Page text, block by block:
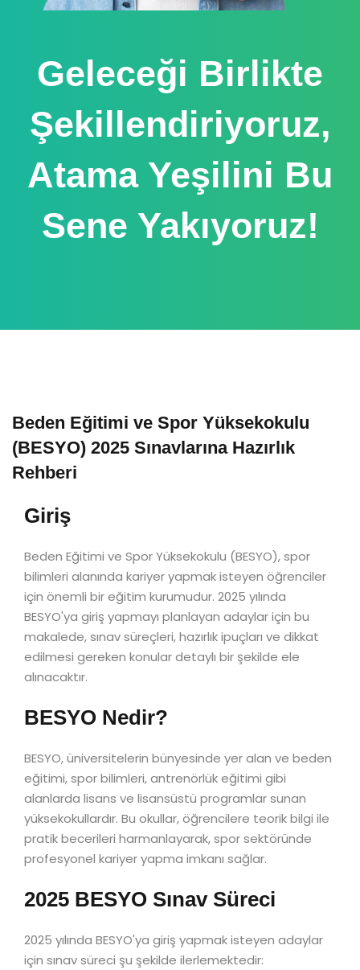
Geleceği Birlikte
Şekillendiriyoruz,
Atama Yeşilini Bu
Sene Yakıyoruz!
Beden Eğitimi ve Spor Yüksekokulu
(BESYO) 2025 Sınavlarına Hazırlık
Rehberi
Giriş
Beden Eğitimi ve Spor Yüksekokulu (BESYO), spor
bilimleri alanında kariyer yapmak isteyen öğrenciler
için önemli bir eğitim kurumudur. 2025 yılında
BESYO'ya giriş yapmayı planlayan adaylar için bu
makalede, sınav süreçleri, hazırlık ipuçları ve dikkat
edilmesi gereken konular detaylı bir şekilde ele
alınacaktır.
BESYO Nedir?
BESYO, üniversitelerin bünyesinde yer alan ve beden
eğitimi, spor bilimleri, antrenörlük eğitimi gibi
alanlarda lisans ve lisansüstü programlar sunan
yüksekokullardır. Bu okullar, öğrencilere teorik bilgi ile
pratik becerileri harmanlayarak, spor sektöründe
profesyonel kariyer yapma imkanı sağlar.
2025 BESYO Sınav Süreci
2025 yılında BESYO'ya giriş yapmak isteyen adaylar
için sınav süreci şu şekilde ilerlemektedir: